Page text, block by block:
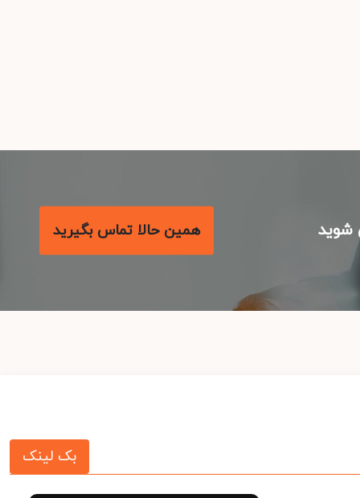
همین حالا تماس بگیرید
بک لینک